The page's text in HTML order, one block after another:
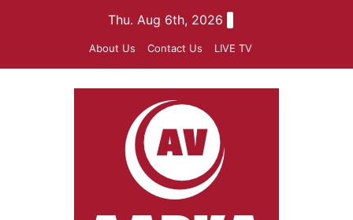
Thu. Aug 6th, 2026
About Us Contact Us LIVE TV